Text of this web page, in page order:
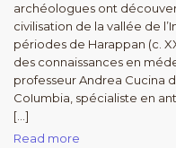
archéologues ont
civilisation de la vallée de
périodes de Harappan (c.
des connaissances en
professeur Andrea Cucina
CoIumbia, spécialiste en
[…]
Read more